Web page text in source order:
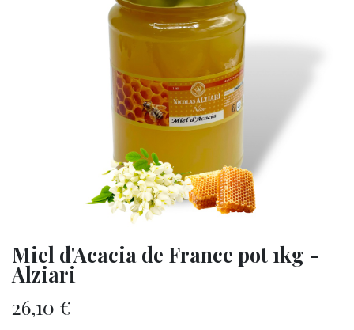
Miel d'Acacia de France pot 1kg -
Alziari
26,10 €